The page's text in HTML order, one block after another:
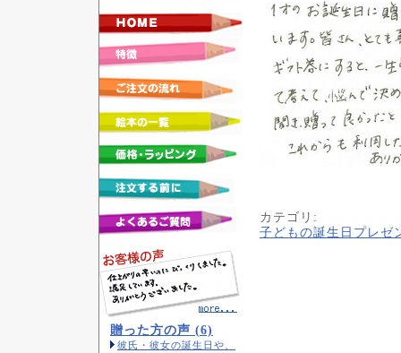
贈った方の声 (6)
彼氏・彼女の誕生日や、
カテゴリ :
子どもの誕生日プレゼ